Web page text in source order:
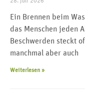
Ein Brennen beim
das Menschen jeden
Beschwerden steckt
manchmal aber auch
Weiterlesen »